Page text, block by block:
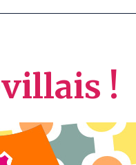
!